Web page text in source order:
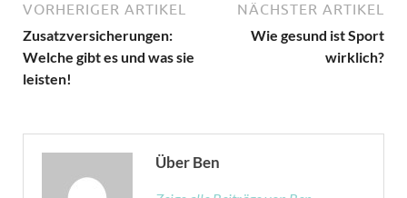
VORHERIGER ARTIKEL
Zusatzversicherungen:
Welche gibt es und was sie
leisten!
NÄCHSTER ARTIKEL
Wie gesund ist Sport
wirklich?
Über Ben